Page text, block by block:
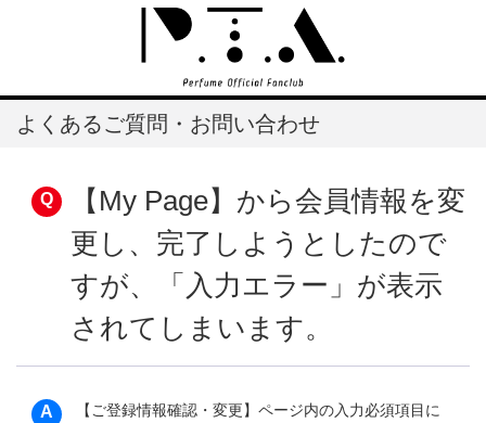
よくあるご質問・お問い合わせ
【My Page】から会員情報を変
更し、完了しようとしたので
すが、「入力エラー」が表示
されてしまいます。
【ご登録情報確認・変更】ページ内の入力必須項目に